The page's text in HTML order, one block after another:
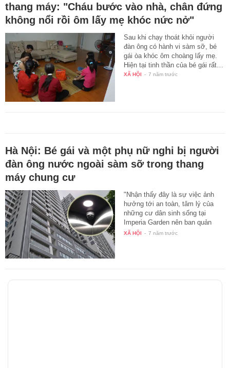
thang máy: "Cháu bước vào nhà, chân đứng
không nổi rồi ôm lấy mẹ khóc nức nở"
Sau khi chạy thoát khỏi người
đàn ông có hành vi sàm sỡ, bé
gái òa khóc ôm choàng lấy mẹ.
Hiện tại tinh thần của bé gái rất…
XÃ HỘI - 7 năm trước
Hà Nội: Bé gái và một phụ nữ nghi bị người
đàn ông nước ngoài sàm sỡ trong thang
máy chung cư
"Nhận thấy đây là sự việc ảnh
hưởng tới an toàn, tâm lý của
những cư dân sinh sống tại
Imperia Garden nên ban quản
lý…
XÃ HỘI - 7 năm trước